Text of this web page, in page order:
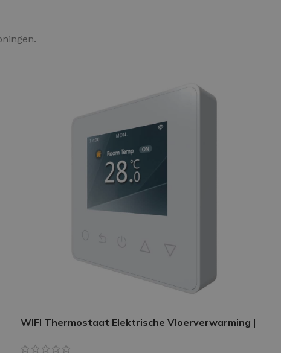
WIFI Thermostaat Elektrische Vloerverwarming |